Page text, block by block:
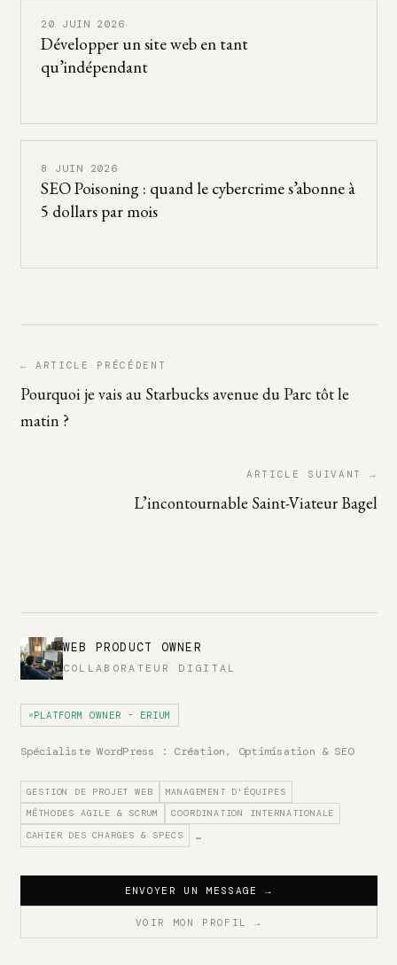
20 JUIN 2026
Développer un site web en tant
qu’indépendant
8 JUIN 2026
SEO Poisoning : quand le cybercrime s’abonne à
5 dollars par mois
← ARTICLE PRÉCÉDENT
Pourquoi je vais au Starbucks avenue du Parc tôt le
matin ?
ARTICLE SUIVANT →
L’incontournable Saint-Viateur Bagel
WEB PRODUCT OWNER
COLLABORATEUR DIGITAL
PLATFORM OWNER - ERIUM
Spécialiste WordPress : Création, Optimisation & SEO
GESTION DE PROJET WEB
MANAGEMENT D'ÉQUIPES
MÉTHODES AGILE & SCRUM
COORDINATION INTERNATIONALE
CAHIER DES CHARGES & SPECS
…
ENVOYER UN MESSAGE→
VOIR MON PROFIL →